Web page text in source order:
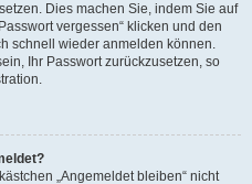
Dies machen Sie, indem Sie auf
vergessen“ klicken und den
schnell wieder anmelden können.
Ihr Passwort zurückzusetzen, so
„Angemeldet bleiben“ nicht